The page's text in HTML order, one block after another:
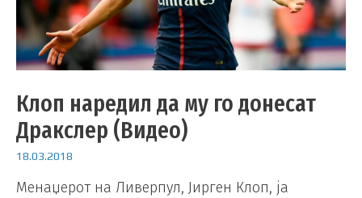
Клоп наредил да му го донесат
Дракслер (Видео)
18.03.2018
Менаџерот на Ливерпул, Јирген Клоп, ја